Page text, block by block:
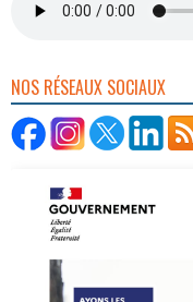
NOS RÉSEAUX SOCIAUX